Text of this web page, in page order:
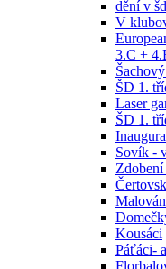
dění v
V
3.C +
ŠD 1.
Laser
ŠD 1.
Sovík -
Zdobení
Kousáci
Páťáci-